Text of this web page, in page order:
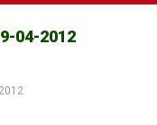
04-2012